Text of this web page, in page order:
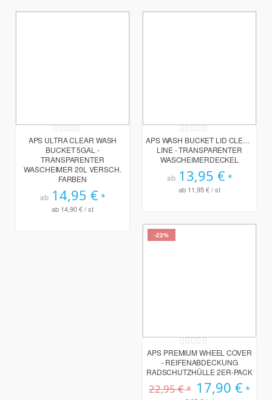
Rating:
0%
APS ULTRA CLEAR WASH
BUCKET 5GAL -
TRANSPARENTER
WASCHEIMER 20L VERSCH.
FARBEN
ab 14,95 €
ab 14,90 €/ st
Rating:
0%
APS WASH BUCKET LID CLEAR
LINE - TRANSPARENTER
WASCHEIMERDECKEL
ab 13,95 €
ab 11,95 €/ st
-22%
Rating:
0%
APS PREMIUM WHEEL COVER
- REIFENABDECKUNG
RADSCHUTZHÜLLE 2ER-PACK
22,95 € Sonderpreis
17,90 €